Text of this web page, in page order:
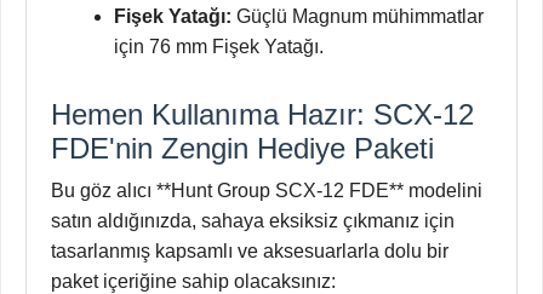
Fişek Yatağı: Güçlü Magnum mühimmatlar
için 76 mm Fişek Yatağı.
Hemen Kullanıma Hazır: SCX-12
FDE'nin Zengin Hediye Paketi
Bu göz alıcı **Hunt Group SCX-12 FDE** modelini
satın aldığınızda, sahaya eksiksiz çıkmanız için
tasarlanmış kapsamlı ve aksesuarlarla dolu bir
paket içeriğine sahip olacaksınız: